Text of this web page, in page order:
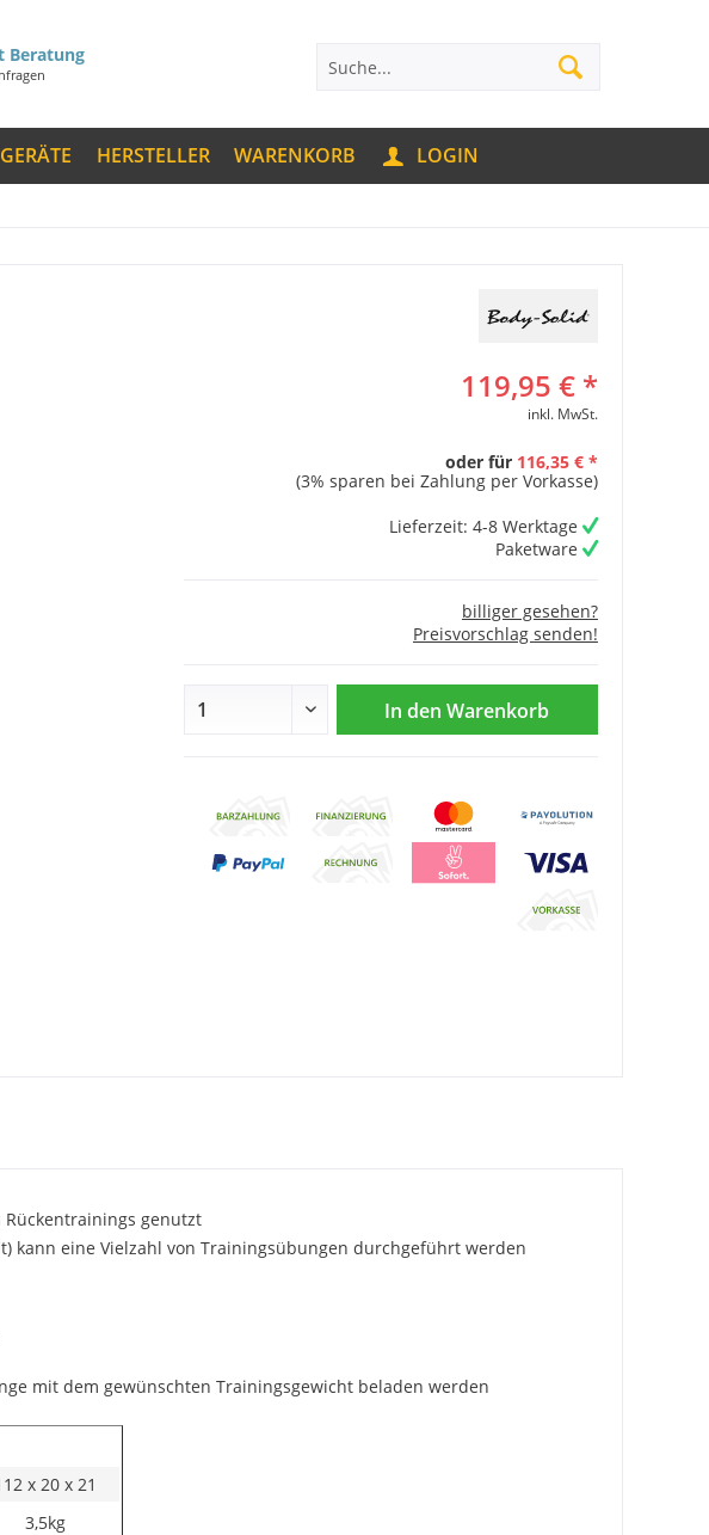
Beratung
HERSTELLER WARENKORB LOGIN
119,95 € *
inkl. MwSt.
oder für 116,35 € *
(3% sparen bei Zahlung per Vorkasse)
Lieferzeit: 4-8 Werktage
Paketware
billiger gesehen?
Preisvorschlag senden!
In den Warenkorb
genutzt
kann eine Vielzahl von Trainingsübungen durchgeführt werden
mit dem gewünschten Trainingsgewicht beladen werden
x 20 x 21
3,5kg